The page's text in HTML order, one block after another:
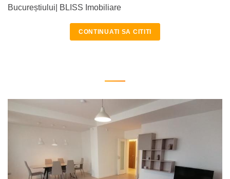
Bucureștiului| BLISS Imobiliare
CONTINUATI SA CITITI